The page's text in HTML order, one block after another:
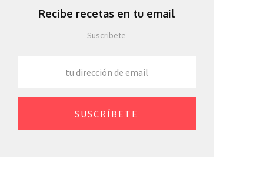
Recibe recetas en tu email
Suscribete
SUSCRÍBETE